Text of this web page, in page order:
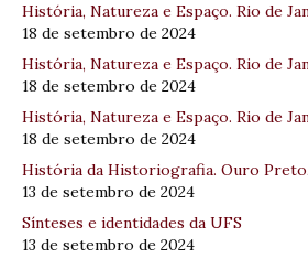
História, Natureza e Espaço. Rio de
18 de setembro de 2024
História, Natureza e Espaço. Rio de
18 de setembro de 2024
História, Natureza e Espaço. Rio de
18 de setembro de 2024
História da Historiografia. Ouro Preto,
13 de setembro de 2024
Sínteses e identidades da UFS
13 de setembro de 2024